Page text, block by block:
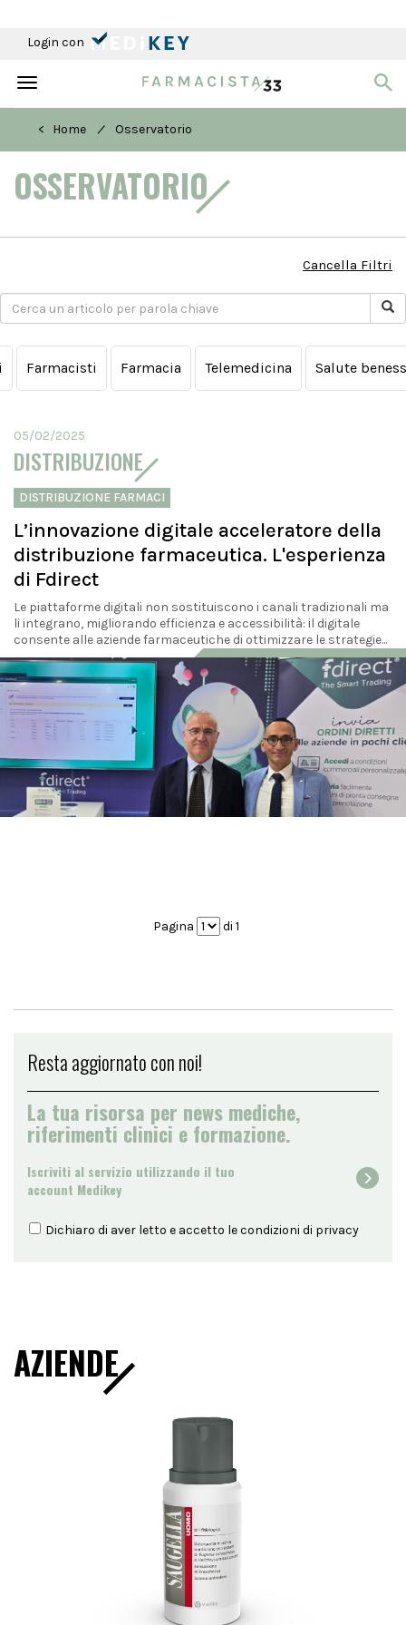
Login con
Toggle
< Home
/ Osservatorio
OSSERVATORIO
Cancella Filtri
Farmacisti Farmacia Telemedicina Salute
05/02/2025
DISTRIBUZIONE
DISTRIBUZIONE FARMACI
L’innovazione digitale acceleratore della
distribuzione farmaceutica. L'esperienza
di Fdirect
Le piattaforme digitali non sostituiscono i canali tradizionali ma
li integrano, migliorando efficienza e accessibilità: il digitale
consente alle aziende farmaceutiche di ottimizzare le strategie...
Pagina di 1
Resta aggiornato con noi!
La tua risorsa per news mediche,
riferimenti clinici e formazione.
Iscriviti al servizio utilizzando il tuo
account Medikey
Dichiaro di aver letto e accetto le condizioni di privacy
AZIENDE